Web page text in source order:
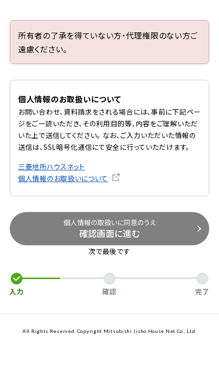
所有者の了承を得ていない方・代理権限のない方ご
遠慮ください。
個人情報のお取扱いについて
お問い合わせ、資料請求をされる場合には、事前に下記ペー
ジをご一読いただき、その利用目的等、内容をご理解いただ
いた上で送信してください。 なお、ご入力いただいた情報の
送信は、SSL暗号化通信にて安全に行っていただけます。
三菱地所ハウスネット
個人情報のお取扱いについて
個人情報の取扱いに同意のうえ
確認画面に進む
次で最後です
入力 確認 完了
All Rights Reserved. Copyright Mitsubishi Jisho House Net Co., Ltd.